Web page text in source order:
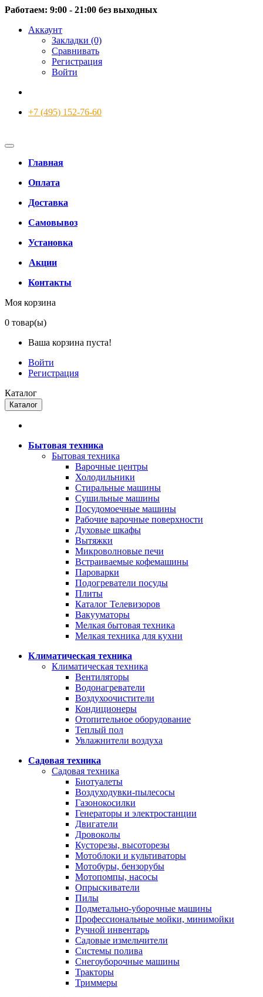
Работаем: 9:00 - 21:00 без выходных
Аккаунт
Закладки (0)
Сравнивать
Регистрация
Войти
+7 (495) 152-76-60
Главная
Оплата
Доставка
Самовывоз
Установка
Акции
Контакты
Моя корзина
0 товар(ы)
Ваша корзина пуста!
Войти
Регистрация
Каталог
Каталог
Бытовая техника
Бытовая техника
Варочные центры
Холодильники
Стиральные машины
Сушильные машины
Посудомоечные машины
Рабочие варочные поверхности
Духовые шкафы
Вытяжки
Микроволновые печи
Встраиваемые кофемашины
Пароварки
Подогреватели посуды
Плиты
Каталог Телевизоров
Вакууматоры
Мелкая бытовая техника
Мелкая техника для кухни
Климатическая техника
Климатическая техника
Вентиляторы
Водонагреватели
Воздухоочистители
Кондиционеры
Отопительное оборудование
Теплый пол
Увлажнители воздуха
Садовая техника
Садовая техника
Биотуалеты
Воздуходувки-пылесосы
Газонокосилки
Генераторы и электростанции
Двигатели
Дровоколы
Кусторезы, высоторезы
Мотоблоки и культиваторы
Мотобуры, бензорубы
Мотопомпы, насосы
Опрыскиватели
Пилы
Подметально-уборочные машины
Профессиональные мойки, минимойки
Ручной инвентарь
Садовые измельчители
Системы полива
Снегоуборочные машины
Тракторы
Триммеры